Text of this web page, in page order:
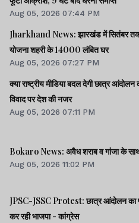
Aug 05, 2026 07:44 PM
Jharkhand News: झारखंड में सितंबर तक
योजना शहरी के 14000 लंबित घर
Aug 05, 2026 07:27 PM
क्या राष्ट्रीय मीडिया बदल देगी छात्र
विवाद पर देश की नजर
Aug 05, 2026 07:11 PM
Bokaro News: अवैध शराब व गांजा के
Aug 05, 2026 11:02 PM
JPSC-JSSC Protest: छात्र आंदोलन का
कर रही भाजपा - कांग्रेस